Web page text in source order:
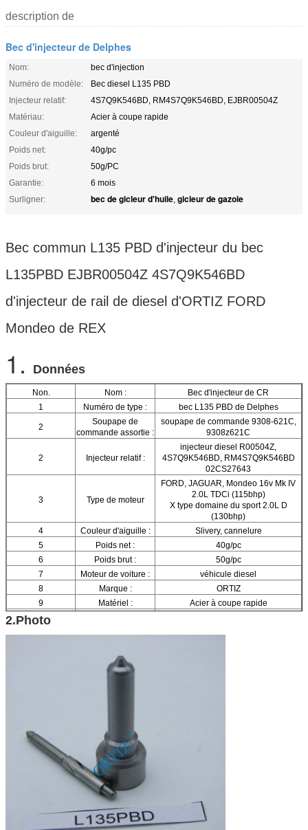
description de
Bec d'injecteur de Delphes
Nom:
bec d'injection
Numéro de modèle:
Bec diesel L135 PBD
Injecteur relatif:
4S7Q9K546BD, RM4S7Q9K546BD, EJBR00504Z
Matériau:
Acier à coupe rapide
Couleur d'aiguille:
argenté
Poids net:
40g/pc
Poids brut:
50g/PC
Garantie:
6 mois
Surligner:
bec de gicleur d'huile, gicleur de gazole
Bec commun L135 PBD d'injecteur du bec
L135PBD EJBR00504Z 4S7Q9K546BD
d'injecteur de rail de diesel d'ORTIZ FORD
Mondeo de REX
1. Données
Non. Nom :
Bec d'injecteur de CR
1
Numéro de type : bec L135 PBD de Delphes
2
Soupape de
commande assortie :
soupape de commande 9308-621C,
9308z621C
2 Injecteur relatif :
injecteur diesel R00504Z,
4S7Q9K546BD, RM4S7Q9K546BD
02CS27643
3 Type de moteur
FORD, JAGUAR, Mondeo 16v Mk IV
2.0L TDCi (115bhp)
X type domaine du sport 2.0L D
(130bhp)
4
Couleur d'aiguille :
Slivery, cannelure
5
Poids net :
40g/pc
6
Poids brut :
50g/pc
7
Moteur de voiture :
véhicule diesel
8
Marque :
ORTIZ
9
Matériel :
Acier à coupe rapide
10
Garantie :
2.Photo